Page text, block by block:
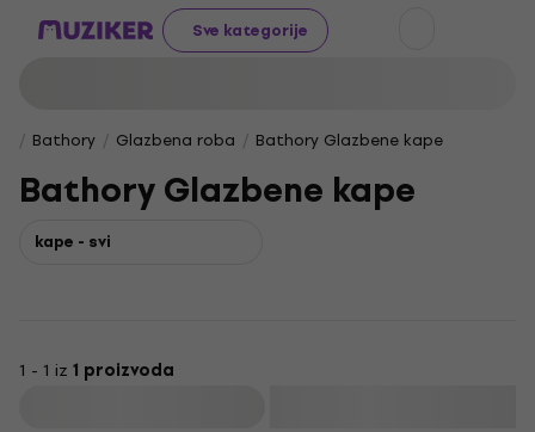
Sve kategorije
Bathory Glazbena roba Bathory Glazbene kape
Bathory Glazbene kape
kape - svi
1 - 1 iz 1 proizvoda